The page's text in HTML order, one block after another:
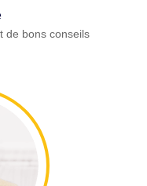
de bons conseils